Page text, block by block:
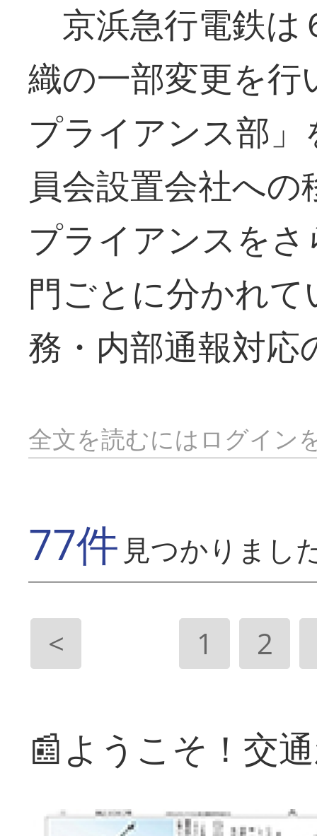
京浜急行電鉄は
織の一部変更を
プライアンス部
員会設置会社へ
プライアンスを
門ごとに分かれ
務・内部通報対応
全文を読むにはログイン
77件 見つかりまし
< 1 2
📰ようこそ！交